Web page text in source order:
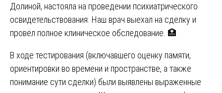
Долиной, настояла на проведении психиатрического
освидетельствования. Наш врач выехал на сделку и
провёл полное клиническое обследование. 🏥
В ходе тестирования (включавшего оценку памяти,
ориентировки во времени и пространстве, а также
понимание сути сделки) были выявлены выраженные